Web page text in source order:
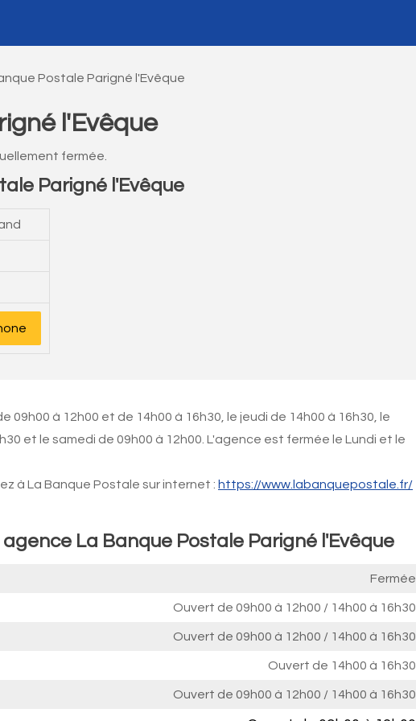
Postale Parigné l'Evêque
l'Evêque
fermée.
Parigné l'Evêque
à 12h00 et de 14h00 à 16h30, le jeudi de 14h00 à 16h30, le
et le samedi de 09h00 à 12h00. L'agence est fermée le Lundi et le
à La Banque Postale sur internet : https://www.labanquepostale.fr/
La Banque Postale Parigné l'Evêque
Fermée
Ouvert de 09h00 à 12h00 / 14h00 à 16h30
Ouvert de 09h00 à 12h00 / 14h00 à 16h30
Ouvert de 14h00 à 16h30
Ouvert de 09h00 à 12h00 / 14h00 à 16h30